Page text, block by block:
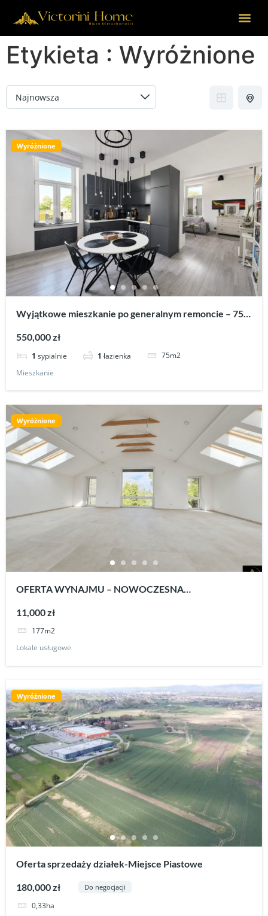
Etykieta : Wyróżnione
Wyróżnione
Wyjątkowe mieszkanie po generalnym remoncie – 75
550,000 zł
1 sypialnie 1 łazienka
75m2
Mieszkanie
Wyróżnione
OFERTA WYNAJMU – NOWOCZESNA
LOKALIZACJI KROSNA
11,000 zł
177m2
Lokale usługowe
Wyróżnione
Oferta sprzedaży działek-Miejsce Piastowe
180,000 zł Do negocjacji
0,33ha